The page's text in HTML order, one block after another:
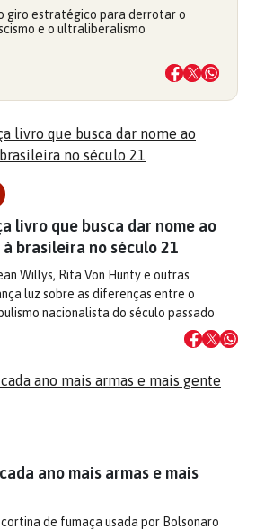
giro estratégico para derrotar o
e o ultraliberalismo
livro que busca dar nome ao
brasileira no século 21
Willys, Rita Von Hunty e outras
luz sobre as diferenças entre o
nacionalista do século passado
ano mais armas e mais
de fumaça usada por Bolsonaro